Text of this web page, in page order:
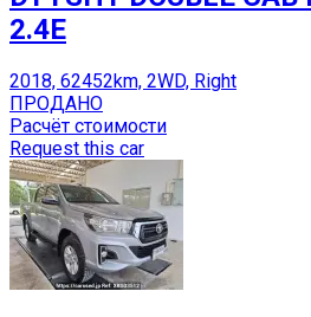
2.4E
2018, 62452km, 2WD, Right
ПРОДАНО
Расчёт стоимости
Request this car